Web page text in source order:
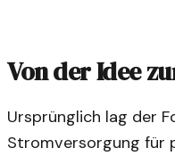
Von der Idee
Ursprünglich lag der
Stromversorgung für